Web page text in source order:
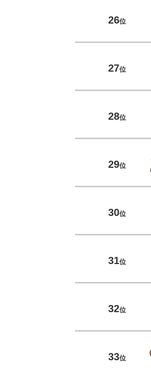
26位
27位
28位
29位
30位
31位
32位
33位